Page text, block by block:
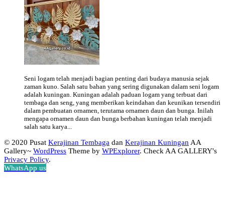
Seni logam telah menjadi bagian penting dari budaya manusia sejak
zaman kuno. Salah satu bahan yang sering digunakan dalam seni logam
adalah kuningan. Kuningan adalah paduan logam yang terbuat dari
tembaga dan seng, yang memberikan keindahan dan keunikan tersendiri
dalam pembuatan ornamen, terutama ornamen daun dan bunga. Inilah
mengapa ornamen daun dan bunga berbahan kuningan telah menjadi
salah satu karya...
© 2020 Pusat Kerajinan Tembaga dan Kerajinan Kuningan AA
Gallery~ WordPress Theme by WPExplorer. Check AA GALLERY's
Privacy Policy.
WhatsApp us